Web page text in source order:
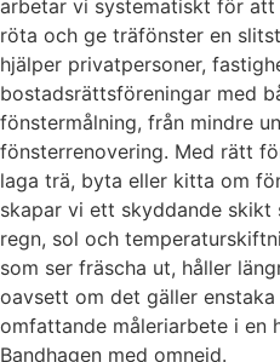
arbetar vi systematiskt för
röta och ge träfönster en
hjälper privatpersoner,
bostadsrättsföreningar med
fönstermålning, från mindre
fönsterrenovering. Med rätt
laga trä, byta eller kitta om
skapar vi ett skyddande skikt
regn, sol och
som ser fräscha ut, håller
oavsett om det gäller
omfattande måleriarbete i en
Bandhagen med omnejd.